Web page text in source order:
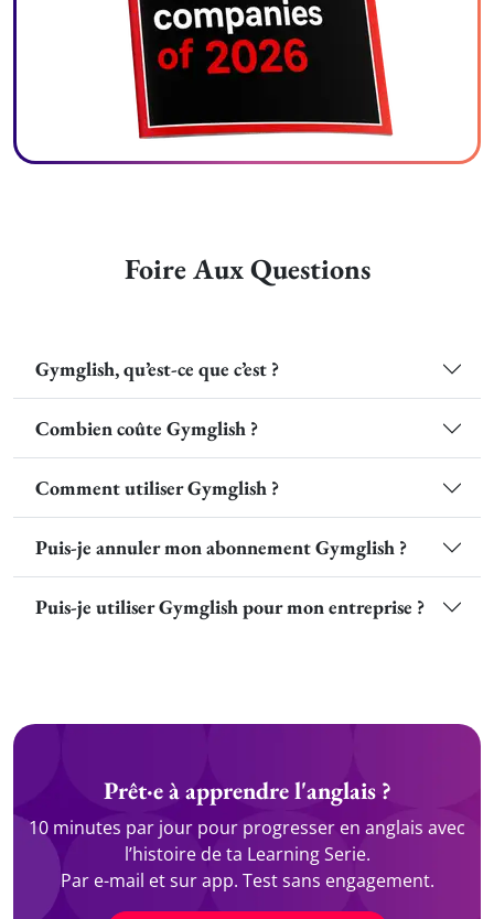
Foire Aux Questions
Gymglish, qu’est-ce que c’est ?
Combien coûte Gymglish ?
Comment utiliser Gymglish ?
Puis-je annuler mon abonnement Gymglish ?
Puis-je utiliser Gymglish pour mon entreprise ?
Prêt·e à apprendre l'anglais ?
10 minutes par jour pour progresser en anglais avec
l’histoire de ta Learning Serie.
Par e-mail et sur app. Test sans engagement.